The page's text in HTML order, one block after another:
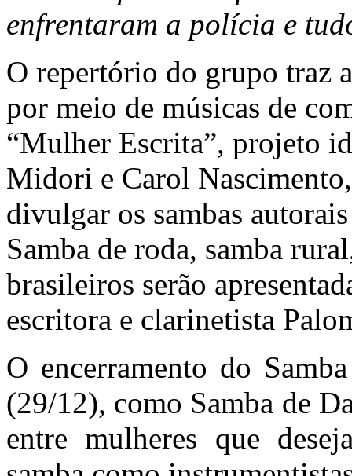
enfrentaram a polícia e
O repertório do grupo traz
por meio de músicas de
“Mulher Escrita”, projeto
Midori e Carol
divulgar os sambas
Samba de roda, samba
brasileiros serão
escritora e clarinetista
O encerramento do
(29/12), como Samba de
entre mulheres que